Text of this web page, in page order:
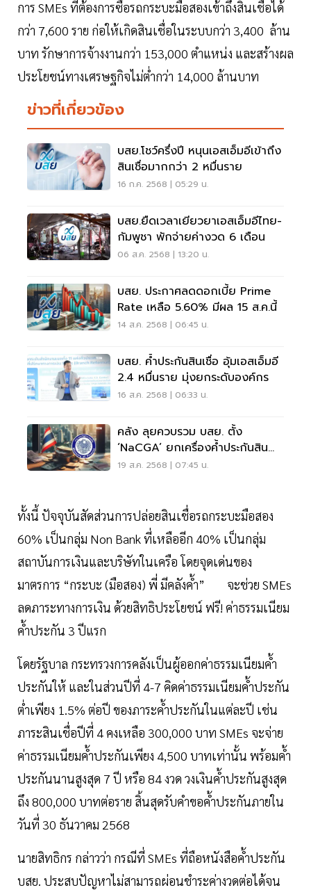
การ SMEs ที่ต้องการซื้อรถกระบะมือสองเข้าถึงสินเชื่อได้
กว่า 7,600 ราย ก่อให้เกิดสินเชื่อในระบบกว่า 3,400 ล้าน
บาท รักษาการจ้างงานกว่า 153,000 ตำแหน่ง และสร้างผล
ประโยชน์ทางเศรษฐกิจไม่ต่ำกว่า 14,000 ล้านบาท
ข่าวที่เกี่ยวข้อง
บสย.โชว์ครึ่งปี หนุนเอสเอ็มอีเข้าถึง
สินเชื่อมากกว่า 2 หมื่นราย
16 ก.ค. 2568 | 05:29 น.
บสย.ยืดเวลาเยียวยาเอสเอ็มอีไทย-
กัมพูชา พักจ่ายค่างวด 6 เดือน
06 ส.ค. 2568 | 13:20 น.
บสย. ประกาศลดดอกเบี้ย Prime
Rate เหลือ 5.60% มีผล 15 ส.ค.นี้
14 ส.ค. 2568 | 06:45 น.
บสย. ค้ำประกันสินเชื่อ อุ้มเอสเอ็มอี
2.4 หมื่นราย มุ่งยกระดับองค์กร
16 ส.ค. 2568 | 06:33 น.
คลัง ลุยควบรวม บสย. ตั้ง
‘NaCGA’ ยกเครื่องค้ำประกันสิน
เชื่อไทย
19 ส.ค. 2568 | 07:45 น.
ทั้งนี้ ปัจจุบันสัดส่วนการปล่อยสินเชื่อรถกระบะมือสอง
60% เป็นกลุ่ม Non Bank ที่เหลืออีก 40% เป็นกลุ่ม
สถาบันการเงินและบริษัทในเครือ โดยจุดเด่นของ
มาตรการ “กระบะ (มือสอง) พี่ มีคลังค้ำ” จะช่วย SMEs
ลดภาระทางการเงิน ด้วยสิทธิประโยชน์ ฟรี! ค่าธรรมเนียม
ค้ำประกัน 3 ปีแรก
โดยรัฐบาล กระทรวงการคลังเป็นผู้ออกค่าธรรมเนียมค้ำ
ประกันให้ และในส่วนปีที่ 4-7 คิดค่าธรรมเนียมค้ำประกัน
ต่ำเพียง 1.5% ต่อปี ของภาระค้ำประกันในแต่ละปี เช่น
ภาระสินเชื่อปีที่ 4 คงเหลือ 300,000 บาท SMEs จะจ่าย
ค่าธรรมเนียมค้ำประกันเพียง 4,500 บาทเท่านั้น พร้อมค้ำ
ประกันนานสูงสุด 7 ปี หรือ 84 งวด วงเงินค้ำประกันสูงสุด
ถึง 800,000 บาทต่อราย สิ้นสุดรับคำขอค้ำประกันภายใน
วันที่ 30 ธันวาคม 2568
นายสิทธิกร กล่าวว่า กรณีที่ SMEs ที่ถือหนังสือค้ำประกัน
บสย. ประสบปัญหาไม่สามารถผ่อนชำระค่างวดต่อได้จน